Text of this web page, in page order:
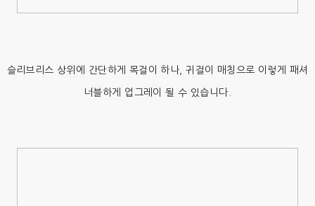
슬리브리스 상위에 간단하게 목걸이 하나, 귀걸이 매칭으로 이렇게 패셔
너블하게 업그레이 될 수 있습니다.